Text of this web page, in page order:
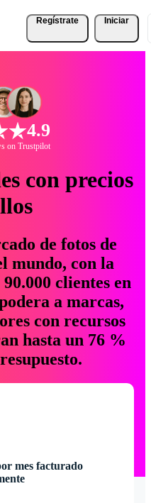
Regístrate Iniciar
4.9
on Trustpilot
con precios
de fotos de
mundo, con la
clientes en
a marcas,
con recursos
hasta un 76 %
mes facturado